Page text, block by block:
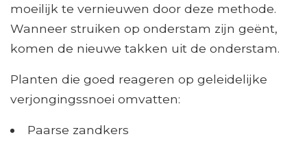
moeilijk te vernieuwen door deze methode.
Wanneer struiken op onderstam zijn geënt,
komen de nieuwe takken uit de onderstam.
Planten die goed reageren op geleidelijke
verjongingssnoei omvatten:
Paarse zandkers